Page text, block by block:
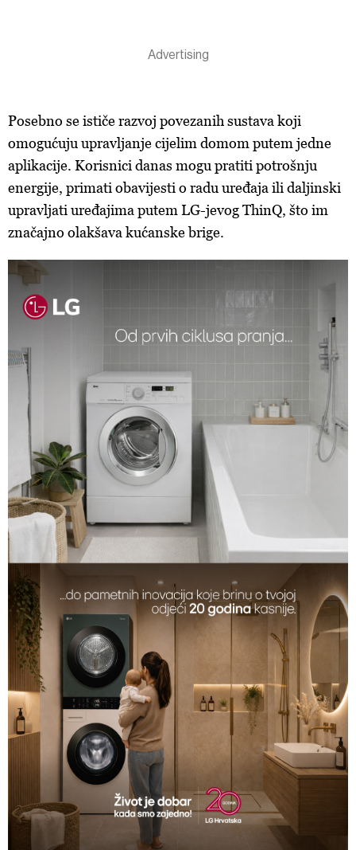
Posebno se ističe razvoj povezanih sustava koji
omogućuju upravljanje cijelim domom putem jedne
aplikacije. Korisnici danas mogu pratiti potrošnju
energije, primati obavijesti o radu uređaja ili daljinski
upravljati uređajima putem LG-jevog ThinQ, što im
značajno olakšava kućanske brige.